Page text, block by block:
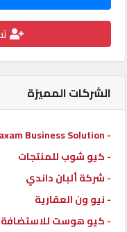
كارز
كيو
ماركت
القطري
POWERED
QHOST
الشركات المميزة
- Maxam Business Solution
- كيو شوب للمنتجات
- شركة ألبان داندي
- نيو ون العقارية
- كيو هوست للاستضافة